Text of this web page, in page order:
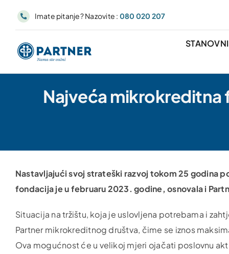
Imate pitanje? Nazovite : 080 020 207
Najveća mikrokreditna
Nastavljajući svoj strateški razvoj tokom 25 godina
fondacija je u februaru 2023. godine, osnovala i
Situacija na tržištu, koja je uslovljena potrebama i
Partner mikrokreditnog društva, čime se iznos
Ova mogućnost će u velikoj mjeri ojačati poslovnu